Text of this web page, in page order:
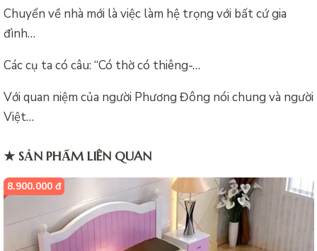
Chuyển về nhà mới là việc làm hệ trọng với bất cứ gia
đình…
Các cụ ta có câu: “Có thờ có thiêng-…
Với quan niệm của người Phương Đông nói chung và người
Việt…
★ SẢN PHẨM LIÊN QUAN
8.900.000 đ